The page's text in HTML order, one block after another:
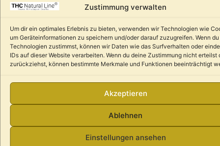
Zustimmung verwalten
Um dir ein optimales Erlebnis zu bieten, verwenden wir Technologien wie
um Geräteinformationen zu speichern und/oder darauf zuzugreifen. Wenn
Technologien zustimmst, können wir Daten wie das Surfverhalten oder
IDs auf dieser Website verarbeiten. Wenn du deine Zustimmung nicht erteilst
zurückziehst, können bestimmte Merkmale und Funktionen beeinträchtigt
Akzeptieren
Ablehnen
Einstellungen ansehen